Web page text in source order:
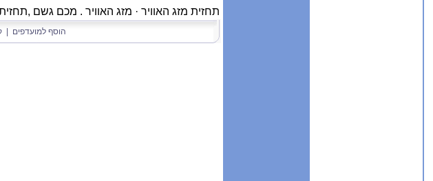
תחזית מזג האוויר · מזג האוויר . מכם גשם
הוסף למועדפים